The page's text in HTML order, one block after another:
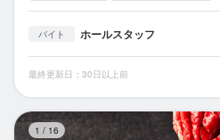
バイト ホールスタッフ
最終更新日：30日以上前
1 / 16